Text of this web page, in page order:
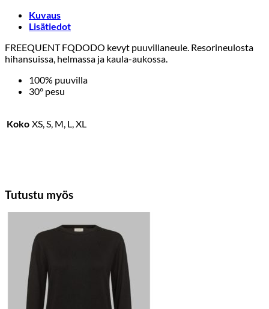
Kuvaus
Lisätiedot
FREEQUENT FQDODO kevyt puuvillaneule. Resorineulosta
hihansuissa, helmassa ja kaula-aukossa.
100% puuvilla
30° pesu
Koko XS, S, M, L, XL
Tutustu myös